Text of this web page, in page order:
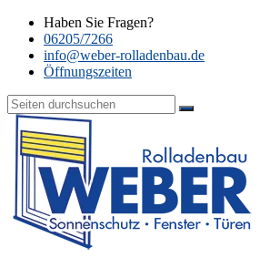
Haben Sie Fragen?
06205/7266
info@weber-rolladenbau.de
Öffnungszeiten